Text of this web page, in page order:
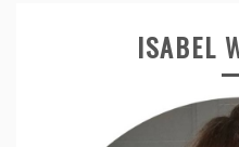
ISABEL